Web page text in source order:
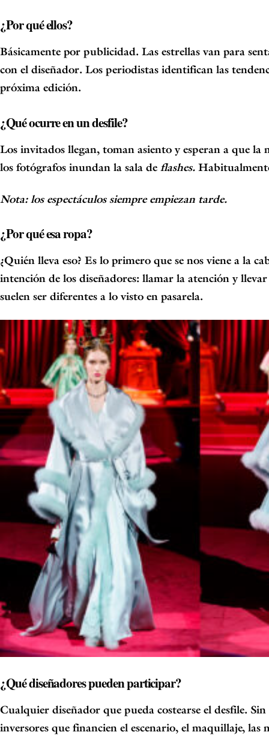
¿Por qué ellos?
Básicamente por publicidad. Las estrellas van para
con el diseñador. Los periodistas identifican las
próxima edición.
¿Qué ocurre en un desfile?
Los invitados llegan, toman asiento y esperan a que la
los fotógrafos inundan la sala de flashes.
Nota: los espectáculos siempre empiezan tarde.
¿Por qué esa ropa?
¿Quién lleva eso? Es lo primero que se nos viene a la
intención de los diseñadores: llamar la atención y
suelen ser diferentes a lo visto en pasarela.
¿Qué diseñadores pueden participar?
Cualquier diseñador que pueda costearse el desfile.
inversores que financien el escenario, el maquillaje,